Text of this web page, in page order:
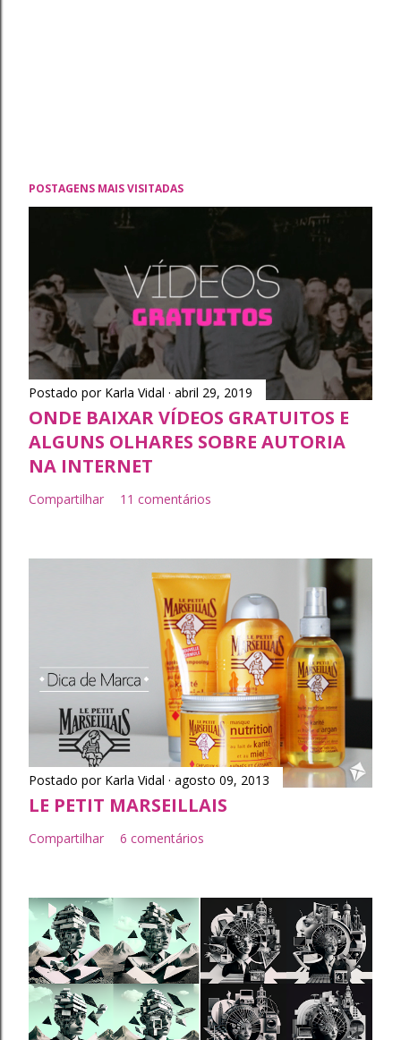
POSTAGENS MAIS VISITADAS
Postado por Karla Vidal abril 29, 2019
ONDE BAIXAR VÍDEOS GRATUITOS E
ALGUNS OLHARES SOBRE AUTORIA
NA INTERNET
Compartilhar 11 comentários
Postado por Karla Vidal agosto 09, 2013
LE PETIT MARSEILLAIS
Compartilhar 6 comentários